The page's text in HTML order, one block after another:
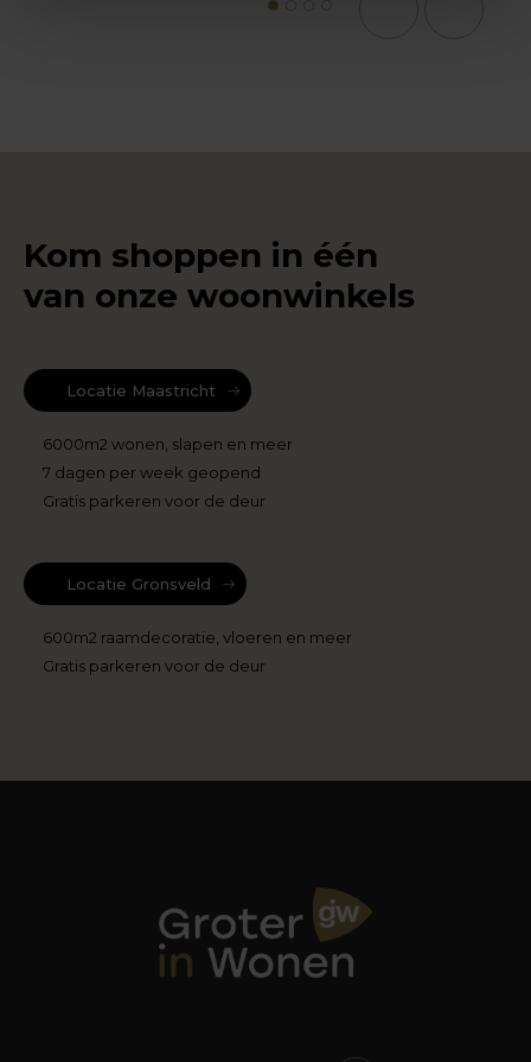
1
Kom shoppen in één
van onze woonwinkels
Locatie Maastricht
6000m2 wonen, slapen en meer
7 dagen per week geopend
Gratis parkeren voor de deur
Locatie Gronsveld
600m2 raamdecoratie, vloeren en meer
Gratis parkeren voor de deur